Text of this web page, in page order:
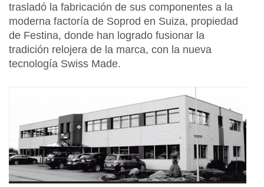
trasladó la fabricación de sus componentes a la
moderna factoría de Soprod en Suiza, propiedad
de Festina, donde han logrado fusionar la
tradición relojera de la marca, con la nueva
tecnología Swiss Made.